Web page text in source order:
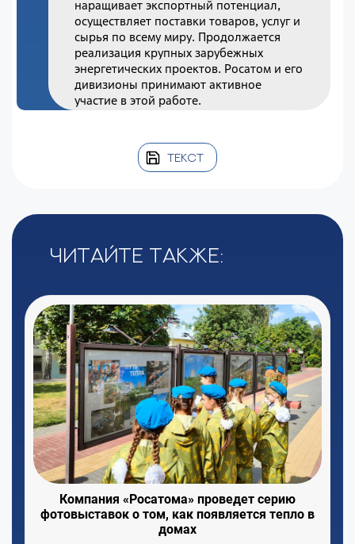
наращивает экспортный потенциал,
осуществляет поставки товаров, услуг и
сырья по всему миру. Продолжается
реализация крупных зарубежных
энергетических проектов. Росатом и его
дивизионы принимают активное
участие в этой работе.
ТЕКСТ
Читайте также:
Компания «Росатома» проведет серию
фотовыставок о том, как появляется тепло в
домах